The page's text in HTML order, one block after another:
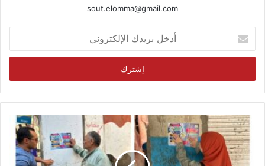
sout.elomma@gmail.com
بريدك
الإلكتروني